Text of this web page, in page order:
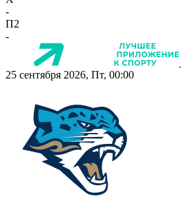
-
П2
-
25 сентября 2026, Пт, 00:00